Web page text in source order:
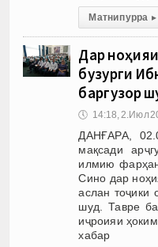
Матни пурра ▸
Дар
бузурги
баргузор
🕔 14:18, 2.Июл
ДАНҒАРА,
мақсади
илмию
Сино дар
аслан тоҷики
шуд. Тавре
иҷроияи
хабар